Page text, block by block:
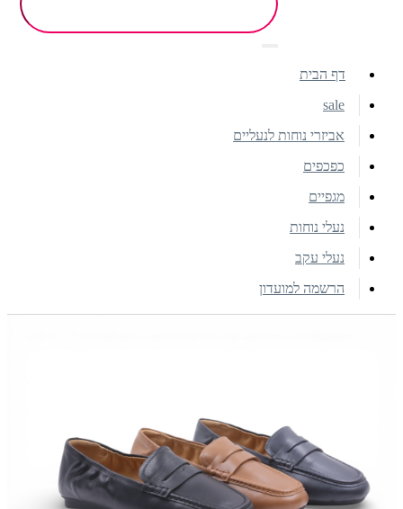
דף הבית
sale
אביזרי נוחות לנעליים
כפכפים
מגפיים
נעלי נוחות
נעלי עקב
הרשמה למועדון